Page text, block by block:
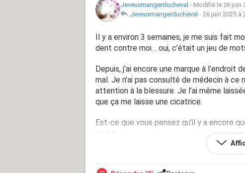
Jeveuxmangerducheval - Modifié le 26 juin
Jeveuxmangerducheval - 26 juin 2025 à
Il y a environ 3 semaines, je me suis fait
dent contre moi… oui, c’était un jeu de
Depuis, j’ai encore une marque à
mal. Je n’ai pas consulté de médecin à ce
attention à la blessure. Je l’ai même
que ça me laisse une cicatrice.
Est-ce que vous pensez qu’il y a encore
tard ?